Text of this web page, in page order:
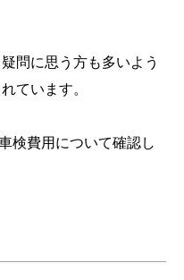
問に思う方も多いよう
ています。
検費用について確認し